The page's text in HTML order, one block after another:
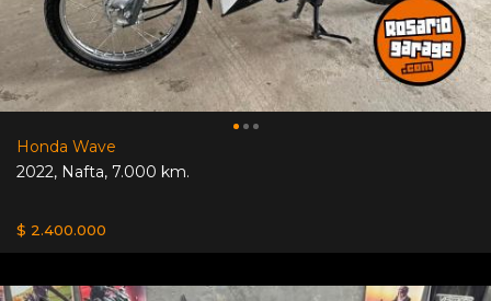
Honda Wave
2022, Nafta, 7.000 km.
$ 2.400.000